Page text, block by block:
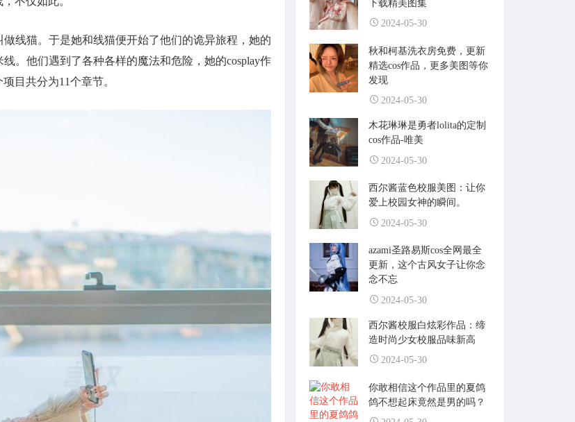
线猫。于是她和线猫便开始了他们的诡异旅程，她的
。他们遇到了各种各样的魔法和危险，她的cosplay作
目共分为11个章节。
下载精美图集
2024-05-30
秋和柯基洗衣房免费，更新
精选cos作品，更多美图等你
发现
2024-05-30
木花琳琳是勇者lolita的定制
cos作品-唯美
2024-05-30
西尔酱蓝色校服美图：让你
爱上校园女神的瞬间。
2024-05-30
azami圣路易斯cos全网最全
更新，这个古风女子让你念
念不忘
2024-05-30
西尔酱校服白炫彩作品：缔
造时尚少女校服品味新高
2024-05-30
你敢相信这个作品里的夏鸽
鸽不想起床竟然是男的吗？